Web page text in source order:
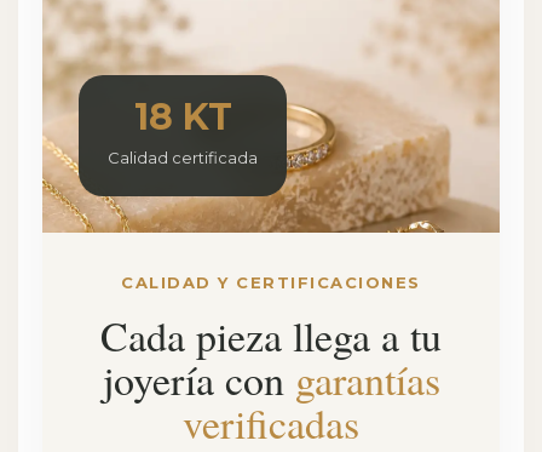
18 KT
Calidad certificada
CALIDAD Y CERTIFICACIONES
Cada pieza llega a tu
joyería con garantías
verificadas